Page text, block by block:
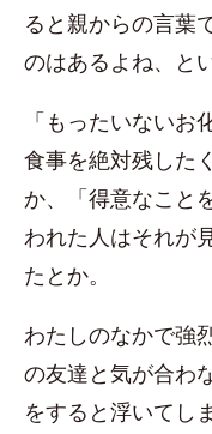
ると親からの言葉
のはあるよね、と
「もったいない
食事を絶対残した
か、「得意なこと
われた人はそれが
たとか。
わたしのなかで強
の友達と気が合わ
をすると浮いてし